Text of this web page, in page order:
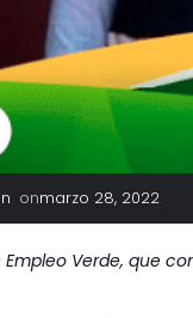
onmarzo 28, 2022
Empleo Verde, que